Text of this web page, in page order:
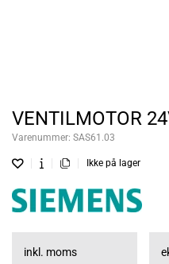
VENTILMOTOR
Varenummer: SAS61.03
Ikke på lager
inkl. moms